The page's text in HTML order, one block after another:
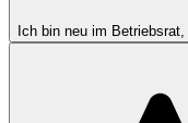
Ich bin neu im